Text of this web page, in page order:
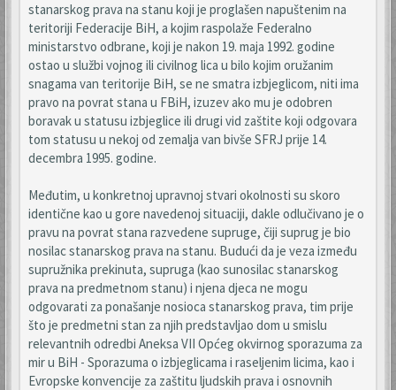
stanarskog prava na stanu koji je proglašen napuštenim na
teritoriji Federacije BiH, a kojim raspolaže Federalno
ministarstvo odbrane, koji je nakon 19. maja 1992. godine
ostao u službi vojnog ili civilnog lica u bilo kojim oružanim
snagama van teritorije BiH, se ne smatra izbjeglicom, niti ima
pravo na povrat stana u FBiH, izuzev ako mu je odobren
boravak u statusu izbjeglice ili drugi vid zaštite koji odgovara
tom statusu u nekoj od zemalja van bivše SFRJ prije 14.
decembra 1995. godine.
Međutim, u konkretnoj upravnoj stvari okolnosti su skoro
identične kao u gore navedenoj situaciji, dakle odlučivano je o
pravu na povrat stana razvedene supruge, čiji suprug je bio
nosilac stanarskog prava na stanu. Budući da je veza između
supružnika prekinuta, supruga (kao sunosilac stanarskog
prava na predmetnom stanu) i njena djeca ne mogu
odgovarati za ponašanje nosioca stanarskog prava, tim prije
što je predmetni stan za njih predstavljao dom u smislu
relevantnih odredbi Aneksa VII Općeg okvirnog sporazuma za
mir u BiH - Sporazuma o izbjeglicama i raseljenim licima, kao i
Evropske konvencije za zaštitu ljudskih prava i osnovnih